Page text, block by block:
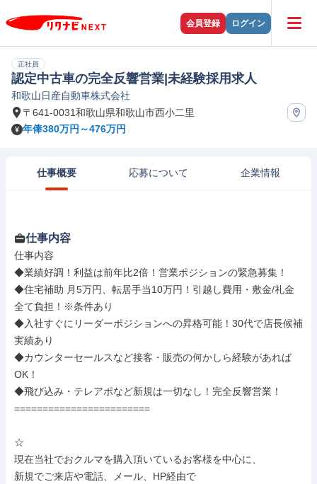
会員登録 ログイン
正社員
認定中古車の完全反響営業|未経験採用求人
和歌山日産自動車株式会社
〒641-0031和歌山県和歌山市西小二里
年俸380万円～476万円
仕事概要 応募について 企業情報
仕事内容
仕事内容
◆業績好調！利益は前年比2倍！営業ポジションの緊急募集！
◆住宅補助 月5万円、転居手当10万円！引越し費用・敷金/礼金
全て負担！※条件あり
◆入社すぐにリーダーポジションへの昇格可能！30代で店長候補
実績あり
◆カウンターセールスなど接客・販売の何かしら経験があれば
OK！
◆飛び込み・テレアポなど新規は一切なし！完全反響営業！
========================
☆
現在当社でおクルマを購入頂いているお客様を中心に、
新規でご来店や電話、メール、HP経由で